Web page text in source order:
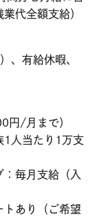
代全額支給）
、有給休暇、
円/月まで）
1人当たり1万支
：毎月支給（入
トあり（ご希望